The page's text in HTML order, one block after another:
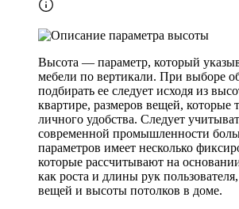
Высота — параметр, который
мебели по вертикали. При выборе
подбирать ее следует исходя из
квартире, размеров вещей, которые
личного удобства. Следует
современной промышленности
параметров имеет несколько
которые рассчитывают на
как роста и длины рук
вещей и высоты потолков в доме.